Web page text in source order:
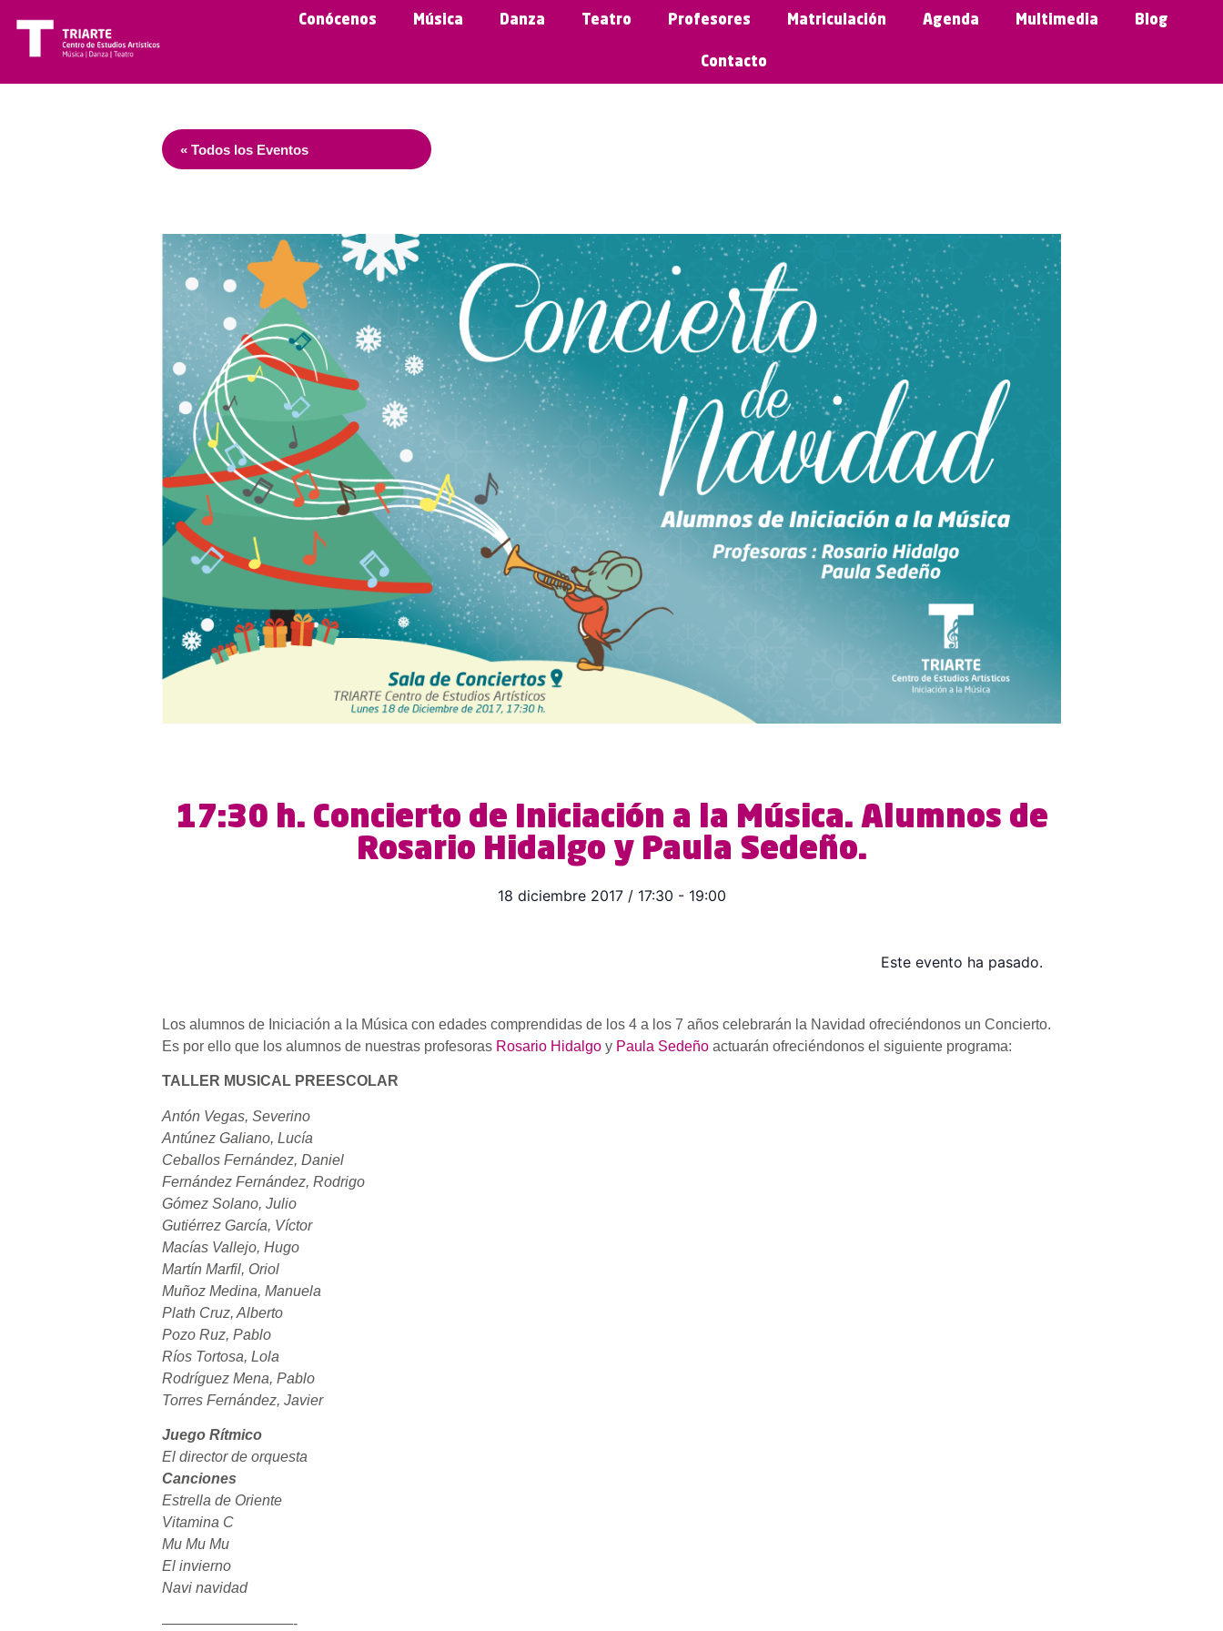
Conócenos Música Danza Teatro Profesores Matriculación Agenda Multimedia Blog
Contacto
« Todos los Eventos
17:30 h. Concierto de Iniciación a la Música. Alumnos de
Rosario Hidalgo y Paula Sedeño.
18 diciembre 2017 / 17:30 - 19:00
Este evento ha pasado.
Los alumnos de Iniciación a la Música con edades comprendidas de los 4 a los 7 años celebrarán la Navidad ofreciéndonos un Concierto.
Es por ello que los alumnos de nuestras profesoras Rosario Hidalgo y Paula Sedeño actuarán ofreciéndonos el siguiente programa:
TALLER MUSICAL PREESCOLAR
Antón Vegas, Severino
Antúnez Galiano, Lucía
Ceballos Fernández, Daniel
Fernández Fernández, Rodrigo
Gómez Solano, Julio
Gutiérrez García, Víctor
Macías Vallejo, Hugo
Martín Marfil, Oriol
Muñoz Medina, Manuela
Plath Cruz, Alberto
Pozo Ruz, Pablo
Ríos Tortosa, Lola
Rodríguez Mena, Pablo
Torres Fernández, Javier
Juego Rítmico
El director de orquesta
Canciones
Estrella de Oriente
Vitamina C
Mu Mu Mu
El invierno
Navi navidad
—————————-